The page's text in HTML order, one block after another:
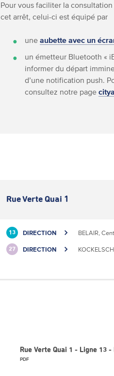
Pour vous faciliter la
cet arrêt, celui-ci est équipé par
uneaubette avec un
un émetteur Bluetooth «
informer du départ
d’une notification push.
consultez notre page
Rue Verte Quai 1
13 DIRECTION BELAIR,
27 DIRECTION
Rue Verte Quai 1 - Ligne 13
PDF